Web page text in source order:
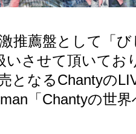
推薦盤として「
いさせて頂いてお
となるChantyの
「Chantyの世